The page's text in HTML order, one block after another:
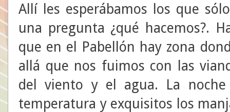
Allí les esperábamos los que
una pregunta ¿qué hacemos?.
que en el Pabellón hay zona
allá que nos fuimos con las
del viento y el agua. La
temperatura y exquisitos los